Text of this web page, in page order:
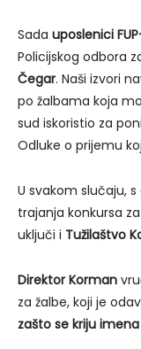
Sada uposlenici
Policijskog odbora
Čegar. Naši izvori
po žalbama koja
sud iskoristio za
Odluke o prijemu
U svakom slučaju,
trajanja konkursa
uključi i Tužilaštvo
Direktor Korman
za žalbe, koji je
zašto se kriju